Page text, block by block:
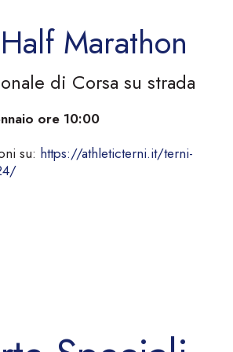
Marathon
di Corsa su strada
ore 10:00
su: https://athleticterni.it/terni-
/